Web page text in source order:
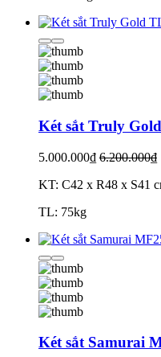
Két sắt Truly
5.000.000₫ 6.200.000₫
KT: C42 x R48 x S41
TL: 75kg
Két sắt Samurai